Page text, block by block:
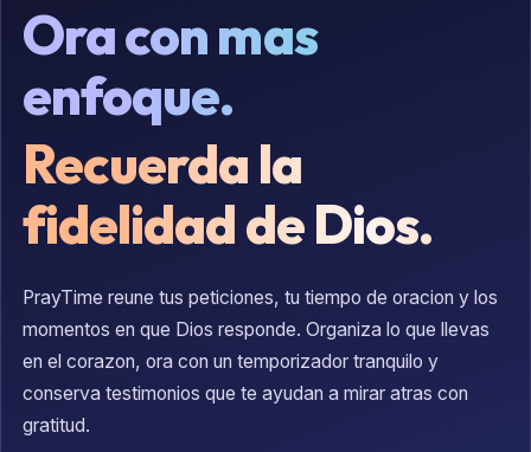
Ora con mas
enfoque.
Recuerda la
fidelidad de Dios.
PrayTime reune tus peticiones, tu tiempo de oracion y los
momentos en que Dios responde. Organiza lo que llevas
en el corazon, ora con un temporizador tranquilo y
conserva testimonios que te ayudan a mirar atras con
gratitud.